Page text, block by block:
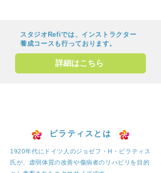
スタジオRefiでは、インストラクター
養成コースも行っております。
詳細はこちら
ピラティスとは
1920年代にドイツ人のジョゼフ・H・ピラティス
氏が、虚弱体質の改善や傷病者のリハビリを目的